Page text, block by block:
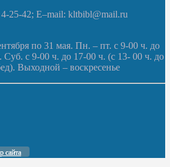
25-42; E–mail: kltbibl@mail.ru
по 31 мая. Пн. – пт. с 9-00 ч. до
Суб. с 9-00 ч. до 17-00 ч. (с 13- 00 ч. до
Выходной – воскресенье
сайта